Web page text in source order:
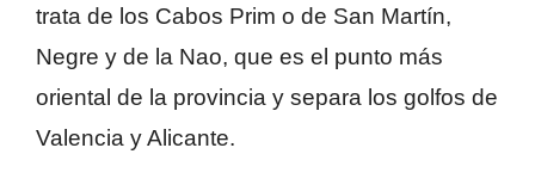
trata de los Cabos Prim o de San Martín,
Negre y de la Nao, que es el punto más
oriental de la provincia y separa los golfos de
Valencia y Alicante.